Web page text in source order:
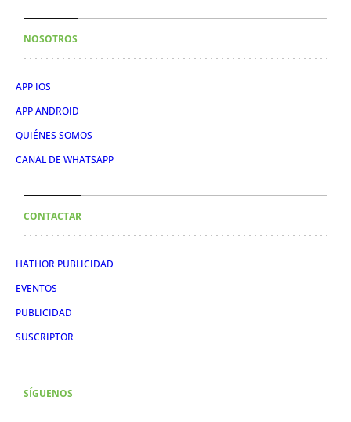
NOSOTROS
APP IOS
APP ANDROID
QUIÉNES SOMOS
CANAL DE WHATSAPP
CONTACTAR
HATHOR PUBLICIDAD
EVENTOS
PUBLICIDAD
SUSCRIPTOR
SÍGUENOS